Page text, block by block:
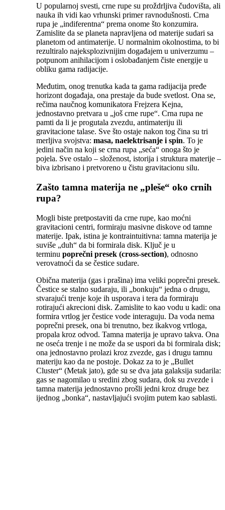
U popularnoj svesti, crne rupe su proždrljiva čudovišta, ali
nauka ih vidi kao vrhunski primer ravnodušnosti. Crna
rupa je „indiferentna“ prema onome što konzumira.
Zamislite da se planeta napravljena od materije sudari sa
planetom od antimaterije. U normalnim okolnostima, to bi
rezultiralo najeksplozivnijim događajem u univerzumu –
potpunom anihilacijom i oslobađanjem čiste energije u
obliku gama radijacije.
Međutim, onog trenutka kada ta gama radijacija pređe
horizont događaja, ona prestaje da bude svetlost. Ona se,
rečima naučnog komunikatora Frejzera Kejna,
jednostavno pretvara u „još crne rupe“. Crna rupa ne
pamti da li je progutala zvezdu, antimateriju ili
gravitacione talase. Sve što ostaje nakon tog čina su tri
merljiva svojstva: masa, naelektrisanje i spin. To je
jedini način na koji se crna rupa „seća“ onoga što je
pojela. Sve ostalo – složenost, istorija i struktura materije –
biva izbrisano i pretvoreno u čistu gravitacionu silu.
Zašto tamna materija ne „pleše“ oko crnih
rupa?
Mogli biste pretpostaviti da crne rupe, kao moćni
gravitacioni centri, formiraju masivne diskove od tamne
materije. Ipak, istina je kontraintuitivna: tamna materija je
suviše „duh“ da bi formirala disk. Ključ je u
terminu poprečni presek (cross-section), odnosno
verovatnoći da se čestice sudare.
Obična materija (gas i prašina) ima veliki poprečni presek.
Čestice se stalno sudaraju, ili „bonkuju“ jedna o drugu,
stvarajući trenje koje ih usporava i tera da formiraju
rotirajući akrecioni disk. Zamislite to kao vodu u kadi: ona
formira vrtlog jer čestice vode interaguju. Da voda nema
poprečni presek, ona bi trenutno, bez ikakvog vrtloga,
propala kroz odvod. Tamna materija je upravo takva. Ona
ne oseća trenje i ne može da se uspori da bi formirala disk;
ona jednostavno prolazi kroz zvezde, gas i drugu tamnu
materiju kao da ne postoje. Dokaz za to je „Bullet
Cluster“ (Metak jato), gde su se dva jata galaksija sudarila:
gas se nagomilao u sredini zbog sudara, dok su zvezde i
tamna materija jednostavno prošli jedni kroz druge bez
ijednog „bonka“, nastavljajući svojim putem kao sablasti.